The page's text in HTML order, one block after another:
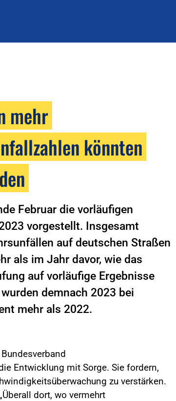
mehr
könnten
Februar die vorläufigen
vorgestellt. Insgesamt
auf deutschen Straßen
als im Jahr davor, wie das
auf vorläufige Ergebnisse
demnach 2023 bei
mehr als 2022.
Entwicklung mit Sorge. Sie fordern,
zu verstärken.
dort, wo vermehrt